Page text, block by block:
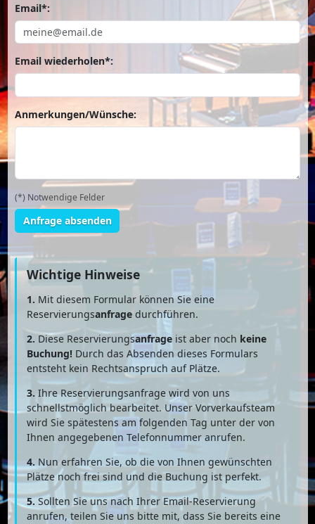
Email*:
Email wiederholen*:
Anmerkungen/Wünsche:
(*) Notwendige Felder
Anfrage absenden
Wichtige Hinweise
1. Mit diesem Formular können Sie eine
Reservierungsanfragedurchführen.
2. Diese Reservierungsanfrage ist aber noch keine
Buchung! Durch das Absenden dieses Formulars
entsteht kein Rechtsanspruch auf Plätze.
3. Ihre Reservierungsanfrage wird von uns
schnellstmöglich bearbeitet. Unser Vorverkaufsteam
wird Sie spätestens am folgenden Tag unter der von
Ihnen angegebenen Telefonnummer anrufen.
4. Nun erfahren Sie, ob die von Ihnen gewünschten
Plätze noch frei sind und die Buchung ist perfekt.
5.Sollten Sie uns nach Ihrer Email-Reservierung
anrufen, teilen Sie uns bitte mit, dass Sie bereits eine